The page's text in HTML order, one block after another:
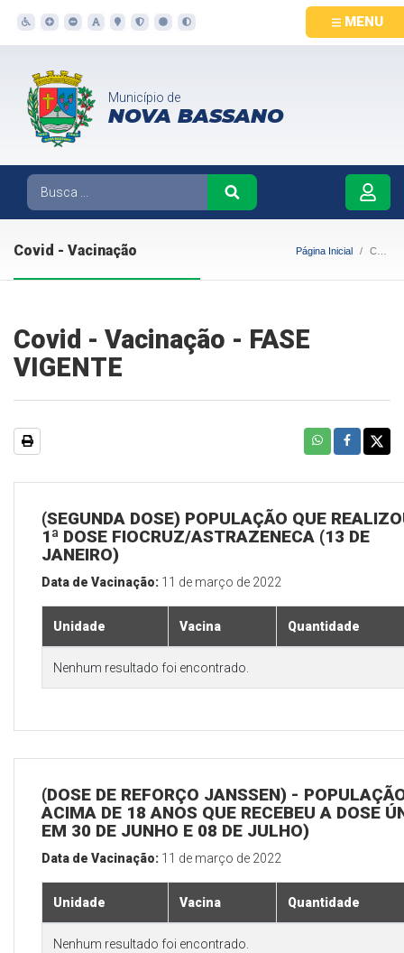
MENU
Município de
NOVA BASSANO
Covid - Vacinação Página Inicial Covid - Vacinação
Covid - Vacinação - FASE
VIGENTE
(SEGUNDA DOSE) POPULAÇÃO QUE
1ª DOSE FIOCRUZ/ASTRAZENECA (13 DE
JANEIRO)
Data de Vacinação: 11 de março de 2022
Unidade Vacina Quantidade
Nenhum resultado foi encontrado.
(DOSE DE REFORÇO JANSSEN) -
ACIMA DE 18 ANOS QUE RECEBEU A DOSE
EM 30 DE JUNHO E 08 DE JULHO)
Data de Vacinação: 11 de março de 2022
Unidade Vacina Quantidade
Nenhum resultado foi encontrado.